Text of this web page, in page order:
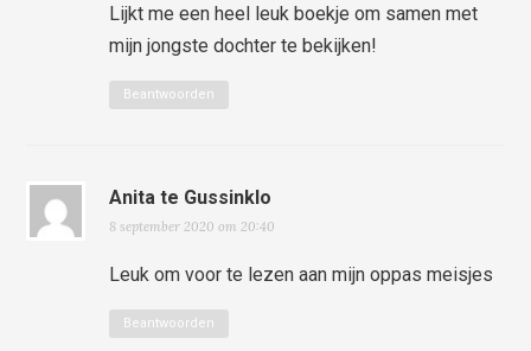
Lijkt me een heel leuk boekje om samen met
mijn jongste dochter te bekijken!
Beantwoorden
Anita te Gussinklo
8 september 2020 om 20:40
Leuk om voor te lezen aan mijn oppas meisjes
Beantwoorden